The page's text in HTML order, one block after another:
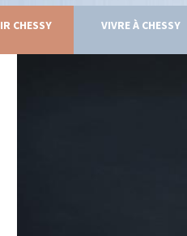
CHESSY VIVRE À CHESSY